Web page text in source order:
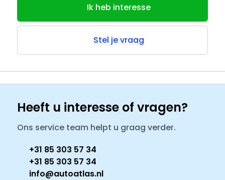
Ik heb interesse
Stel je vraag
Heeft u interesse of vragen?
Ons service team helpt u graag verder.
+31 85 303 57 34
+31 85 303 57 34
info@autoatlas.nl